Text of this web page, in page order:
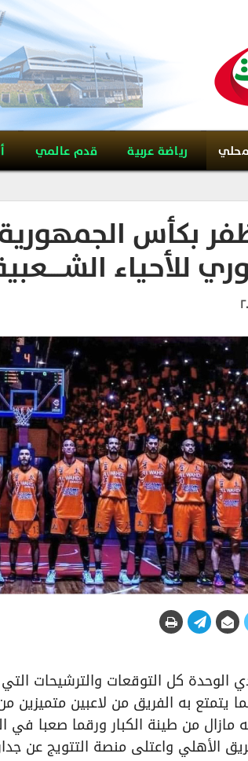
رياضة عربية قدم عالمي
بكأس الجمهورية
للأحياء
الوحدة كل التوقعات والترشيحات
يتمتع به الفريق من لاعبين متميزين
مازال من طينة الكبار ورقما صعبا
الأهلي واعتلى منصة التتويج عن